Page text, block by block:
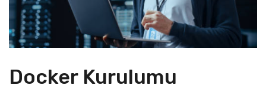
Docker Kurulumu